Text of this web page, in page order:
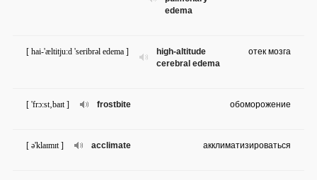
edema
high-altitude
cerebral edema
[ hai-'æltitju:d 'seribrəl edema ] отек мозга
frostbite
[ 'frɔ:st‚baɪt ] обоморожение
acclimate
[ ə'klaɪmɪt ] акклиматизироваться